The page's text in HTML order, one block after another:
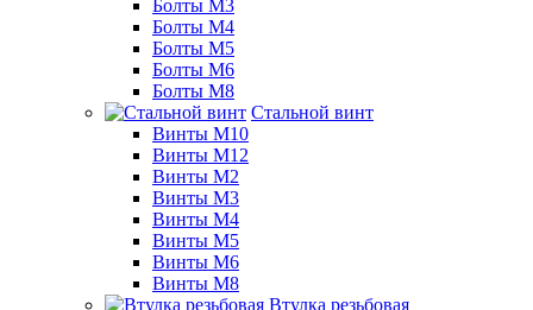
Болты М3
Болты М4
Болты М5
Болты М6
Болты М8
Стальной винт
Винты М10
Винты М12
Винты М2
Винты М3
Винты М4
Винты М5
Винты М6
Винты М8
Втулка резьбовая